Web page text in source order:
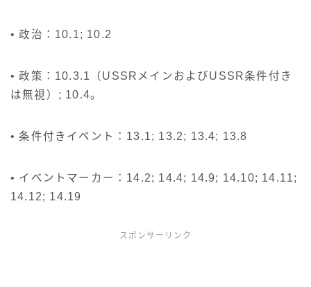
• 政治：10.1; 10.2
• 政策：10.3.1（USSRメインおよびUSSR条件付き
は無視）; 10.4。
• 条件付きイベント：13.1; 13.2; 13.4; 13.8
• イベントマーカー：14.2; 14.4; 14.9; 14.10; 14.11;
14.12; 14.19
スポンサーリンク